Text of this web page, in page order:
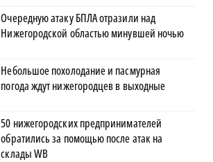
Очередную атаку БПЛА отразили над
Нижегородской областью минувшей ночью
Небольшое похолодание и пасмурная
погода ждут нижегородцев в выходные
50 нижегородских предпринимателей
обратились за помощью после атак на
склады WB